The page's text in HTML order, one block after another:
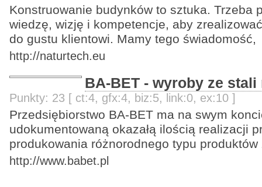
Konstruowanie budynków to sztuka. Trzeba
wiedzę, wizję i kompetencje, aby
do gustu klientowi. Mamy tego świadomość,
http://naturtech.eu
BA-BET - wyroby ze
Punkty: 23 [ ct:4, gfx:4, biz:5, link:0, ex:10 ]
Przedsiębiorstwo BA-BET ma na swym
udokumentowaną okazałą ilością realizacji
produkowania różnorodnego typu produktów
http://www.babet.pl